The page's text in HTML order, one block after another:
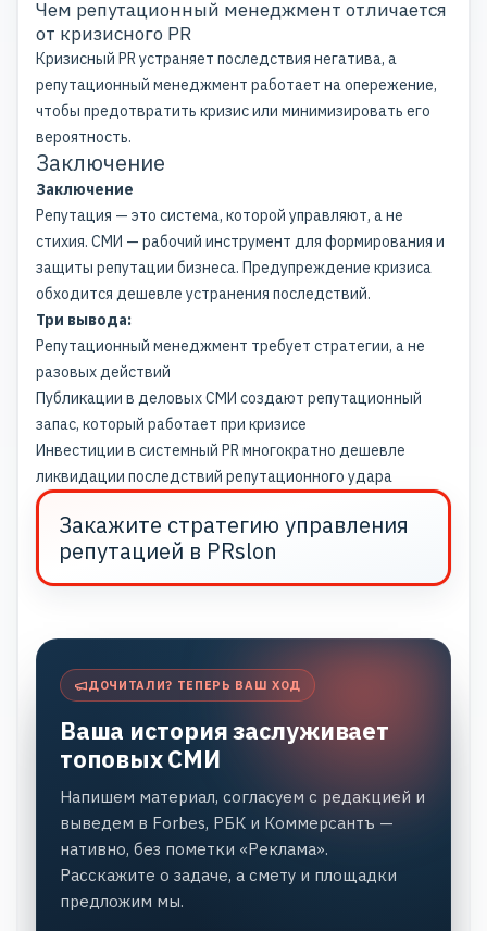
Чем репутационный менеджмент отличается
от кризисного PR
Кризисный PR устраняет последствия негатива, а
репутационный менеджмент работает на опережение,
чтобы предотвратить кризис или минимизировать его
вероятность.
Заключение
Заключение
Репутация — это система, которой управляют, а не
стихия. СМИ — рабочий инструмент для формирования и
защиты репутации бизнеса. Предупреждение кризиса
обходится дешевле устранения последствий.
Три вывода:
Репутационный менеджмент требует стратегии, а не
разовых действий
Публикации в деловых СМИ создают репутационный
запас, который работает при кризисе
Инвестиции в системный PR многократно дешевле
ликвидации последствий репутационного удара
Закажите стратегию управления
репутацией в PRslon
ДОЧИТАЛИ? ТЕПЕРЬ ВАШ ХОД
Ваша история заслуживает
топовых СМИ
Напишем материал, согласуем с редакцией и
выведем в Forbes, РБК и Коммерсантъ —
нативно, без пометки «Реклама».
Расскажите о задаче, а смету и площадки
предложим мы.